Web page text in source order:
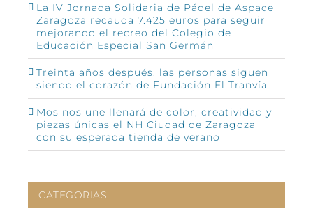
La IV Jornada Solidaria de Pádel de Aspace
Zaragoza recauda 7.425 euros para seguir
mejorando el recreo del Colegio de
Educación Especial San Germán
Treinta años después, las personas siguen
siendo el corazón de Fundación El Tranvía
Mos nos une llenará de color, creatividad y
piezas únicas el NH Ciudad de Zaragoza
con su esperada tienda de verano
CATEGORIAS